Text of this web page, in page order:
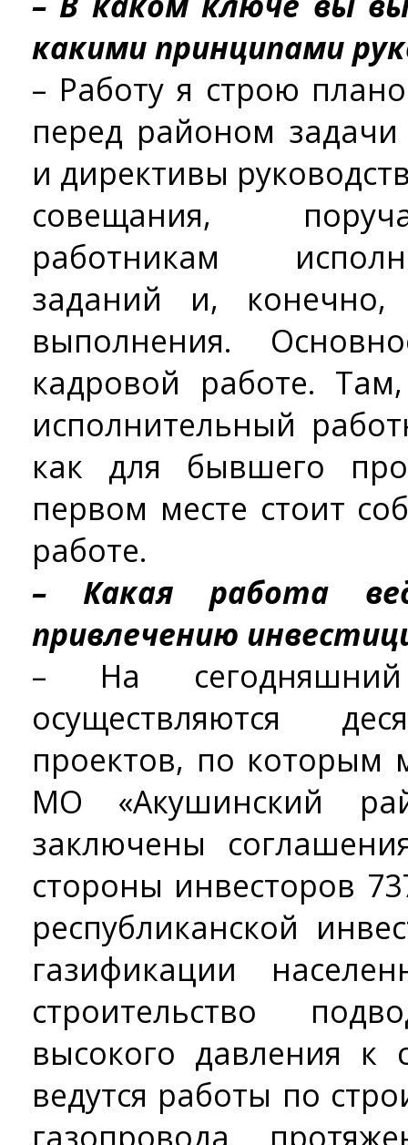
какими принципами
– Работу я строю
перед районом
и директивы
совещания,
работникам
заданий и,
выполнения.
кадровой работе.
исполнительный
как для бывшего
первом месте стоит
работе.
– Какая работа
привлечению
– На
осуществляются
проектов, по которым
МО «Акушинский
заключены
стороны инвесторов
республиканской
газификации
строительство
высокого давления к
ведутся работы по